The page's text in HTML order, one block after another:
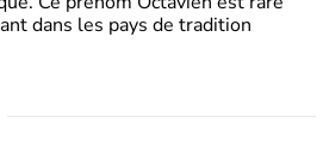
dans les pays de tradition